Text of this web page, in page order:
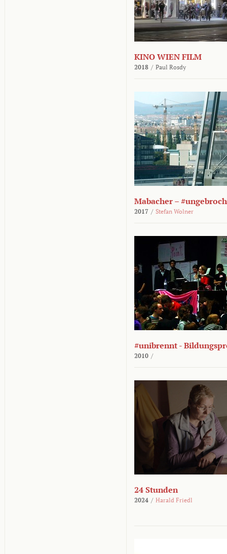
KINO WIEN FILM
2018 / Paul Rosdy
Mabacher –
2017 / Stefan Wolner
#unibrennt -
2010 /
24 Stunden
2024 / Harald Friedl